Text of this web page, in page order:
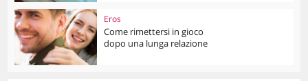
Eros
Come rimettersi in gioco
dopo una lunga relazione